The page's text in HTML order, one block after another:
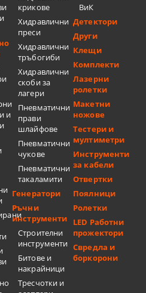
и
крикове
Хидравлични
преси
Хидравлични
тръбогиби
Хидравлични
скоби за
лагери
Пневматични
прави
шлайфове
Пневматични
чукове
Пневматични
такаламити
Генератори
Ръчни
инструменти
Строителни
инструменти
Битове и
накрайници
Тресчотки и
ВиК
Детектори
Други
Клещи
Комплекти
Лазерни
ролетки
Макетни
ножове
Тестери и
мултиметри
Инструменти
за кабели
Отвертки
Поялници
Ролетки
LED Работни
прожектори
Свредла и
боркорони